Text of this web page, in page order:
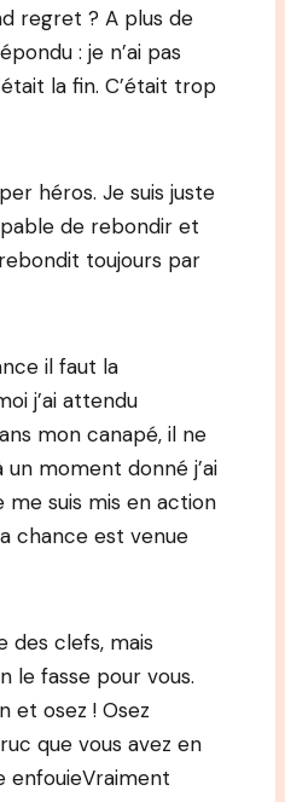
regret ? A plus de
: je n’ai pas
la fin. C’était trop
héros. Je suis juste
de rebondir et
toujours par
il faut la
j’ai attendu
mon canapé, il ne
un moment donné j’ai
me suis mis en action
chance est venue
des clefs, mais
le fasse pour vous.
et osez ! Osez
que vous avez en
enfouieVraiment